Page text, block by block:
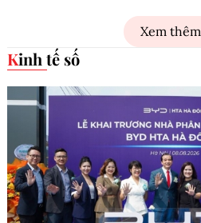
Xem thêm
Kinh tế số